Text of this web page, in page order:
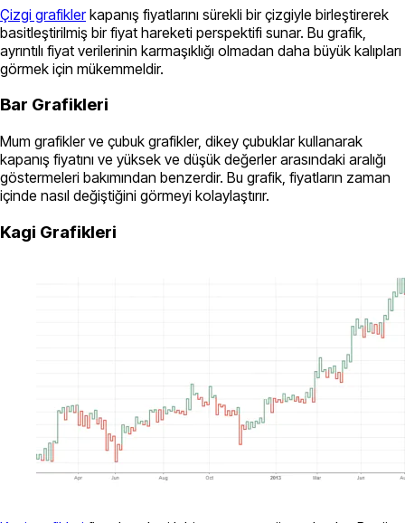
Çizgi grafiklerkapanış fiyatlarını sürekli bir çizgiyle birleştirerek
basitleştirilmiş bir fiyat hareketi perspektifi sunar. Bu grafik,
ayrıntılı fiyat verilerinin karmaşıklığı olmadan daha büyük kalıpları
görmek için mükemmeldir.
Bar Grafikleri
Mum grafikler ve çubuk grafikler, dikey çubuklar kullanarak
kapanış fiyatını ve yüksek ve düşük değerler arasındaki aralığı
göstermeleri bakımından benzerdir. Bu grafik, fiyatların zaman
içinde nasıl değiştiğini görmeyi kolaylaştırır.
Kagi Grafikleri